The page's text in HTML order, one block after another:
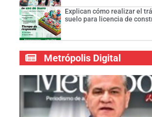
Explican cómo realizar el
suelo para licencia de
Metrópolis Digital